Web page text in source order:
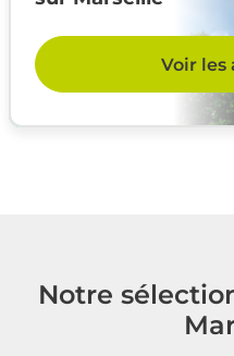
Voir les
Notre